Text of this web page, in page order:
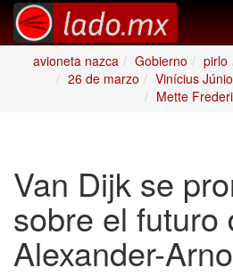
avioneta nazca
Gobierno pirlo
26 de marzo
Vinícius
Mette
Van Dijk se
sobre el futuro
Alexander-